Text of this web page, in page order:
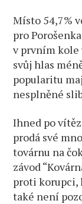
Místo 54,7%
pro
v prvním kole
svůj hlas
popularitu
nesplněné
Ihned po
prodá své
továrnu na
závod
proti korupci,
také není